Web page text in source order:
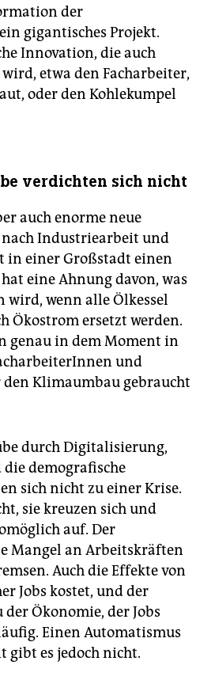
der
gigantisches Projekt.
Innovation, die auch
etwa den Facharbeiter,
oder den Kohlekumpel
verdichten sich nicht
auch enorme neue
nach Industriearbeit und
in einer Großstadt einen
eine Ahnung davon, was
wird, wenn alle Ölkessel
Ökostrom ersetzt werden.
genau in dem Moment in
und
Klimaumbau gebraucht
durch Digitalisierung,
demografische
sich nicht zu einer Krise.
sie kreuzen sich und
auf. Der
Mangel an Arbeitskräften
Auch die Effekte von
Jobs kostet, und der
Ökonomie, der Jobs
Einen Automatismus
gibt es jedoch nicht.